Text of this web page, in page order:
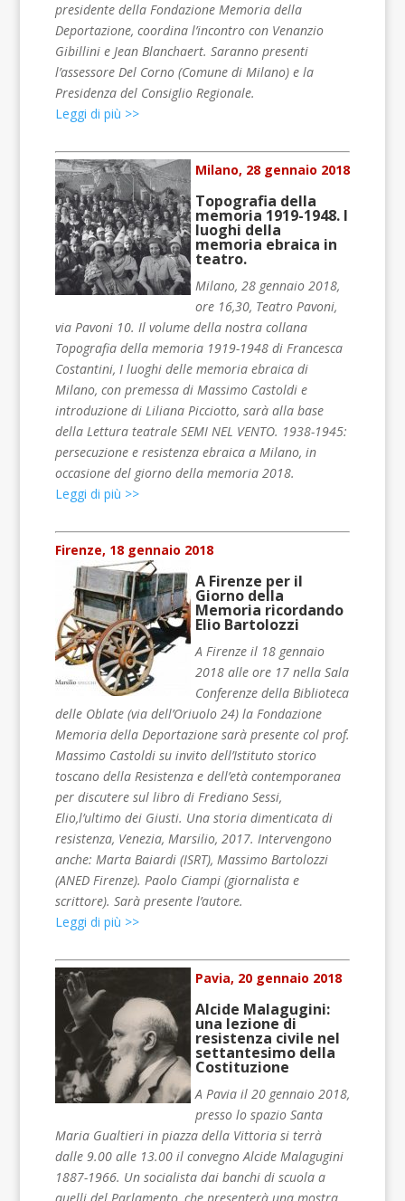
presidente della Fondazione Memoria della
Deportazione, coordina l’incontro con Venanzio
Gibillini e Jean Blanchaert. Saranno presenti
l’assessore Del Corno (Comune di Milano) e la
Presidenza del Consiglio Regionale.
Leggi di più >>
Milano, 28 gennaio 2018
Topografia della
memoria 1919-1948. I
luoghi della
memoria ebraica in
teatro.
Milano, 28 gennaio 2018,
ore 16,30, Teatro Pavoni,
via Pavoni 10. Il volume della nostra collana
Topografia della memoria 1919-1948 di Francesca
Costantini, I luoghi delle memoria ebraica di
Milano, con premessa di Massimo Castoldi e
introduzione di Liliana Picciotto, sarà alla base
della Lettura teatrale SEMI NEL VENTO. 1938-1945:
persecuzione e resistenza ebraica a Milano, in
occasione del giorno della memoria 2018.
Leggi di più >>
Firenze, 18 gennaio 2018
A Firenze per il
Giorno della
Memoria ricordando
Elio Bartolozzi
A Firenze il 18 gennaio
2018 alle ore 17 nella Sala
Conferenze della Biblioteca
delle Oblate (via dell’Oriuolo 24) la Fondazione
Memoria della Deportazione sarà presente col prof.
Massimo Castoldi su invito dell’Istituto storico
toscano della Resistenza e dell’età contemporanea
per discutere sul libro di Frediano Sessi,
Elio,l’ultimo dei Giusti. Una storia dimenticata di
resistenza, Venezia, Marsilio, 2017. Intervengono
anche: Marta Baiardi (ISRT), Massimo Bartolozzi
(ANED Firenze). Paolo Ciampi (giornalista e
scrittore). Sarà presente l’autore.
Leggi di più >>
Pavia, 20 gennaio 2018
Alcide Malagugini:
una lezione di
resistenza civile nel
settantesimo della
Costituzione
A Pavia il 20 gennaio 2018,
presso lo spazio Santa
Maria Gualtieri in piazza della Vittoria si terrà
dalle 9.00 alle 13.00 il convegno Alcide Malagugini
1887-1966. Un socialista dai banchi di scuola a